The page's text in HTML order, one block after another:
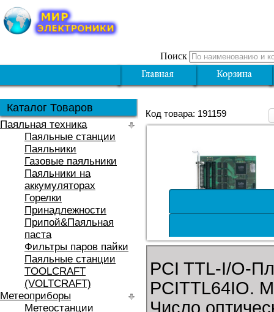
Поиск
Каталог Товаров
Паяльная техника
Паяльные станции
Паяльники
Газовые паяльники
Паяльники на
аккумуляторах
Горелки
Принадлежности
Припой&Паяльная
паста
Фильтры паров пайки
Паяльные станции
TOOLCRAFT
(VOLTCRAFT)
Метеоприборы
Метеостанции
Код товара: 191159
PCI TTL-I/O-
PCITTL64IO.
Число